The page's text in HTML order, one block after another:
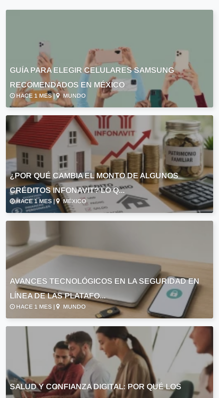
GUÍA PARA ELEGIR CELULARES SAMSUNG
RECOMENDADOS EN MÉXICO
HACE 1 MES | MUNDO
¿POR QUÉ CAMBIA EL MONTO DE ALGUNOS
CRÉDITOS INFONAVIT? LO Q...
HACE 1 MES | MÉXICO
AVANCES TECNOLÓGICOS EN LA SEGURIDAD EN
LÍNEA DE LAS PLATAFO...
HACE 1 MES | MUNDO
SALUD Y CONFIANZA DIGITAL: POR QUÉ LOS